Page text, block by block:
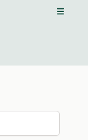
Open